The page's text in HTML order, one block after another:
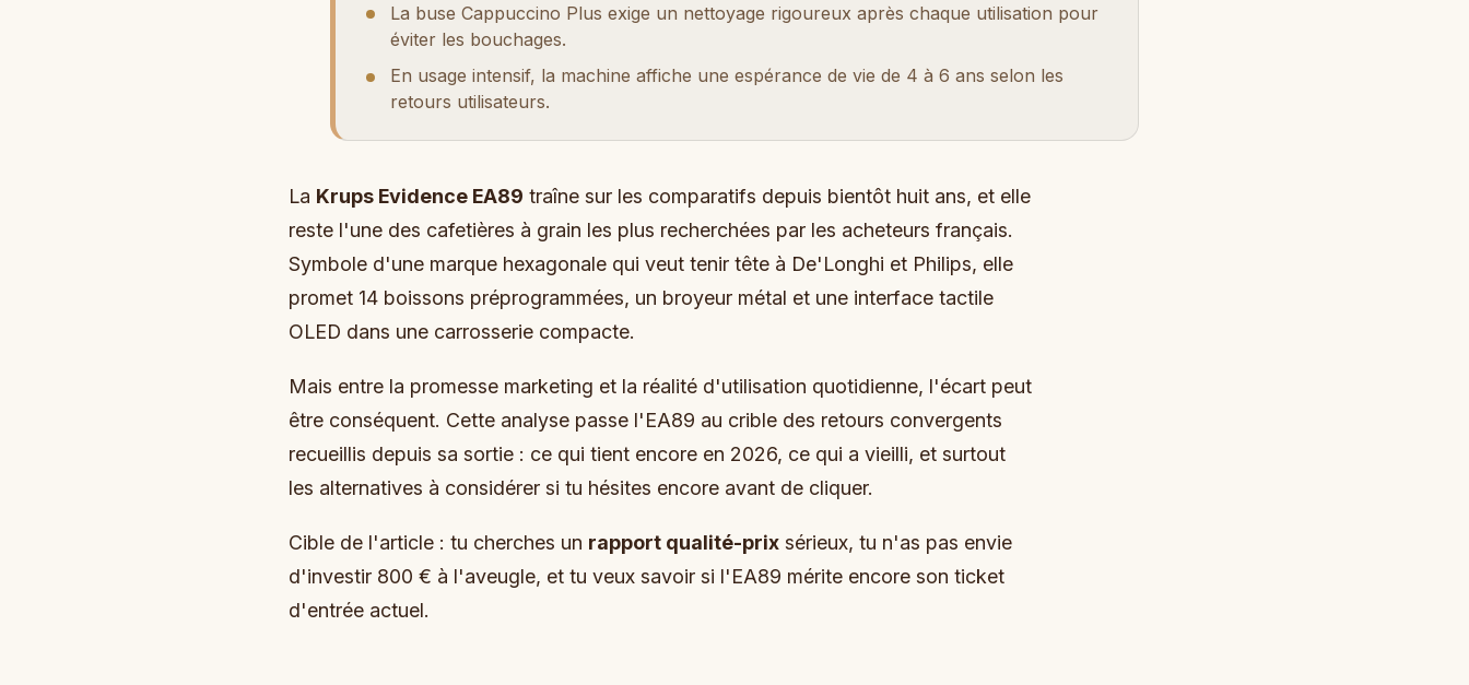
La buse Cappuccino Plus exige un nettoyage rigoureux après chaque utilisation pour
éviter les bouchages.
En usage intensif, la machine affiche une espérance de vie de 4 à 6 ans selon les
retours utilisateurs.
La Krups Evidence EA89 traîne sur les comparatifs depuis bientôt huit ans, et elle
reste l'une des cafetières à grain les plus recherchées par les acheteurs français.
Symbole d'une marque hexagonale qui veut tenir tête à De'Longhi et Philips, elle
promet 14 boissons préprogrammées, un broyeur métal et une interface tactile
OLED dans une carrosserie compacte.
Mais entre la promesse marketing et la réalité d'utilisation quotidienne, l'écart peut
être conséquent. Cette analyse passe l'EA89 au crible des retours convergents
recueillis depuis sa sortie : ce qui tient encore en 2026, ce qui a vieilli, et surtout
les alternatives à considérer si tu hésites encore avant de cliquer.
Cible de l'article : tu cherches un rapport qualité-prix sérieux, tu n'as pas envie
d'investir 800 € à l'aveugle, et tu veux savoir si l'EA89 mérite encore son ticket
d'entrée actuel.